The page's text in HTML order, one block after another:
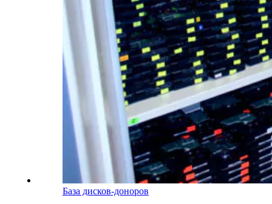
База дисков-доноров